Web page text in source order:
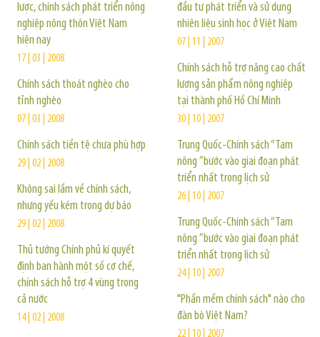
lược, chính sách phát triển nông
nghiệp nông thôn Việt Nam
hiện nay
17 | 03 | 2008
Chính sách thoát nghèo cho
tỉnh nghèo
07 | 03 | 2008
Chính sách tiền tệ chưa phù hợp
29 | 02 | 2008
Không sai lầm về chính sách,
nhưng yếu kém trong dự báo
29 | 02 | 2008
Thủ tướng Chính phủ kí quyết
định ban hành một số cơ chế,
chính sách hỗ trợ 4 vùng trong
cả nước
14 | 02 | 2008
đầu tư phát triển và sử dụng
nhiên liệu sinh học ở Việt Nam
07 | 11 | 2007
Chính sách hỗ trợ nâng cao chất
lượng sản phẩm nông nghiệp
tại thành phố Hồ Chí Minh
30 | 10 | 2007
Trung Quốc-Chính sách “Tam
nông ”bước vào giai đoạn phát
triển nhất trong lịch sử
26 | 10 | 2007
Trung Quốc-Chính sách “Tam
nông ”bước vào giai đoạn phát
triển nhất trong lịch sử
24 | 10 | 2007
"Phần mềm chính sách" nào cho
đàn bò Việt Nam?
22 | 10 | 2007